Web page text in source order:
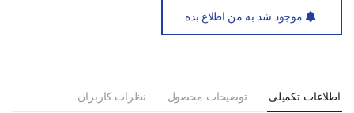
موجود شد به من اطلاع بده
اطلاعات تکمیلی توضیحات محصول نظرات کاربران